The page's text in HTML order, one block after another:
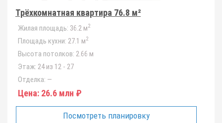
Трёхкомнатная квартира 76.8 м²
Жилая площадь: 36.2 м2
Площадь кухни: 27.1 м2
Высота потолков: 2.66 м
Этаж: 24 из 12 - 27
Отделка: —
Цена: 26.6 млн ₽
Посмотреть планировку